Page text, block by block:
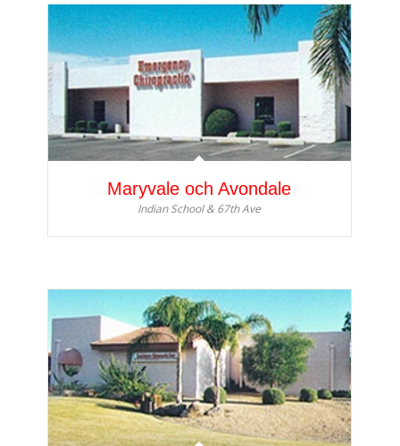
Maryvale och Avondale
Indian School & 67th Ave